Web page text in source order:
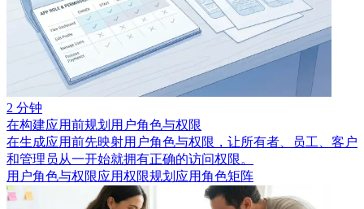
2 分钟
在构建应用前规划用户角色与权限
在生成应用前先映射用户角色与权限，让所有者、员工、客户
和管理员从一开始就拥有正确的访问权限。
用户角色与权限应用权限规划 应用角色矩阵